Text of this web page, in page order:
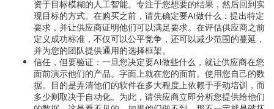
资于目标模糊的人工智能。专注于您想要的结果，然后回到实
现目标的方式。在购买之前，请先确定要AI做什么：提出特定
要求，并让供应商证明他们可以满足要求。在评估供应商之前
定义成功标准，不仅可以公平竞争，还可以减少范围的蔓延，
并为您的团队提供通用的选择框架。
信任，但要验证：一旦您决定要AI做些什么，就让供应商在您
面前演示他们的产品。字面上就在您的面前。使用您自己的数
据。目的是弄清他们的软件在多大程度上依赖于手动培训，而
多少则取决于自动化。为此，请供应商立即分析您提供给他们